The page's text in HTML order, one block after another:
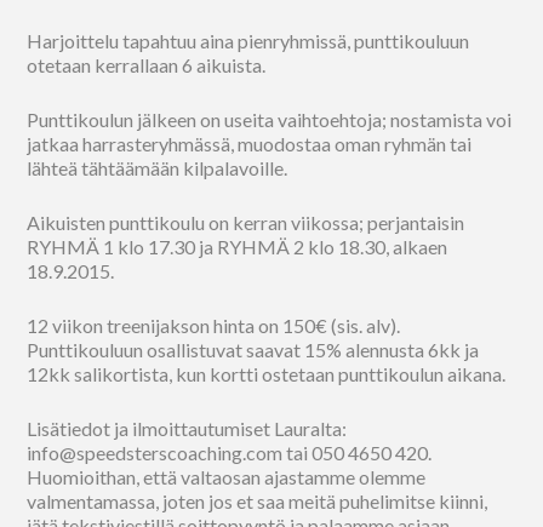
Harjoittelu tapahtuu aina pienryhmissä, punttikouluun
otetaan kerrallaan 6 aikuista.
Punttikoulun jälkeen on useita vaihtoehtoja; nostamista voi
jatkaa harrasteryhmässä, muodostaa oman ryhmän tai
lähteä tähtäämään kilpalavoille.
Aikuisten punttikoulu on kerran viikossa; perjantaisin
RYHMÄ 1 klo 17.30 ja RYHMÄ 2 klo 18.30, alkaen
18.9.2015.
12 viikon treenijakson hinta on 150€ (sis. alv).
Punttikouluun osallistuvat saavat 15% alennusta 6kk ja
12kk salikortista, kun kortti ostetaan punttikoulun aikana.
Lisätiedot ja ilmoittautumiset Lauralta:
info@speedsterscoaching.com tai 050 4650 420.
Huomioithan, että valtaosan ajastamme olemme
valmentamassa, joten jos et saa meitä puhelimitse kiinni,